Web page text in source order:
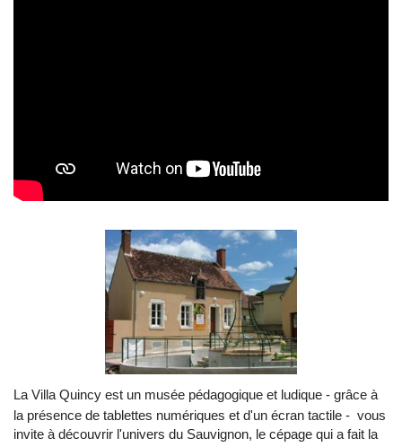
La Villa Quincy est un musée pédagogique et ludique - grâce à
la présence de tablettes numériques et d'un écran tactile - vous
invite à découvrir l'univers du Sauvignon, le cépage qui a fait la